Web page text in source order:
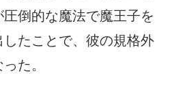
倒的な魔法で魔王子を
たことで、彼の規格外
た。